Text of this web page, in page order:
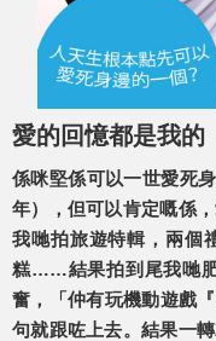
愛的回憶都是我的
係咪堅係可以一世愛死
年），但可以肯定嘅係
我哋拍旅遊特輯，兩個
糕……結果拍到尾我哋
奮，「仲有玩機動遊戲
句就跟咗上去。結果一